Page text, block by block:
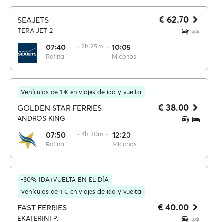
SEAJETS
TERA JET 2
07:40
Rafina
·· 2h 25m ·· 10:05
Miconos
€ 62.70
Vehículos de 1 € en viajes de ida y vuelta
GOLDEN STAR FERRIES
ANDROS KING
07:50
Rafina
·· 4h 30m ·· 12:20
Miconos
€ 38.00
-30% IDA+VUELTA EN EL DÍA
Vehículos de 1 € en viajes de ida y vuelta
FAST FERRIES
EKATERINI P.
€ 40.00